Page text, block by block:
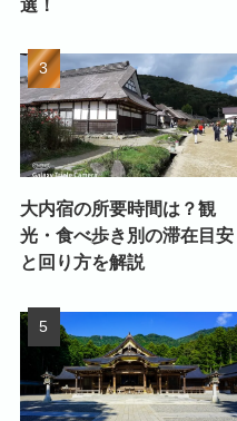
大内宿の所要時間は？観
光・食べ歩き別の滞在目安
と回り方を解説